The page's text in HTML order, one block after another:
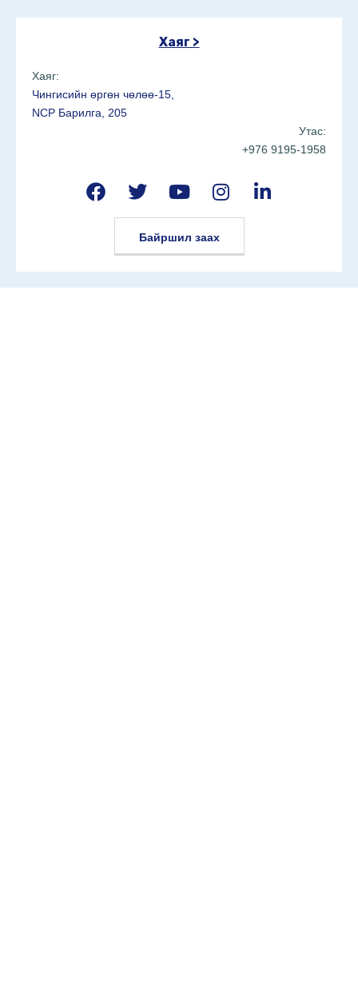
Хаяг >
Хаяг:
Чингисийн өргөн чөлөө-15,
NCP Барилга, 205
Утас:
+976 9195-1958
Байршил заах